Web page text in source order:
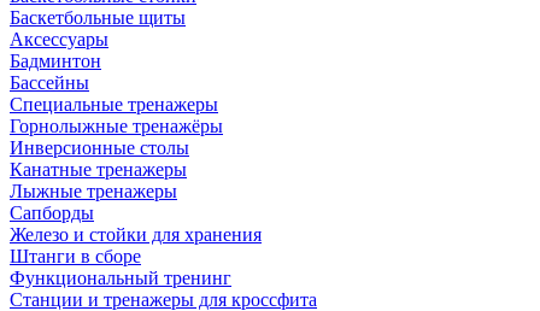
Баскетбольные щиты
Аксессуары
Бадминтон
Бассейны
Специальные тренажеры
Горнолыжные тренажёры
Инверсионные столы
Канатные тренажеры
Лыжные тренажеры
Сапборды
Железо и стойки для хранения
Штанги в сборе
Функциональный тренинг
Станции и тренажеры для кроссфита